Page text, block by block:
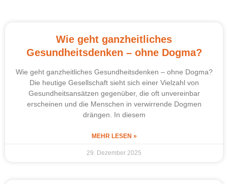
Wie geht ganzheitliches
Gesundheitsdenken – ohne Dogma?
Wie geht ganzheitliches Gesundheitsdenken – ohne Dogma?
Die heutige Gesellschaft sieht sich einer Vielzahl von
Gesundheitsansätzen gegenüber, die oft unvereinbar
erscheinen und die Menschen in verwirrende Dogmen
drängen. In diesem
MEHR LESEN »
29. Dezember 2025